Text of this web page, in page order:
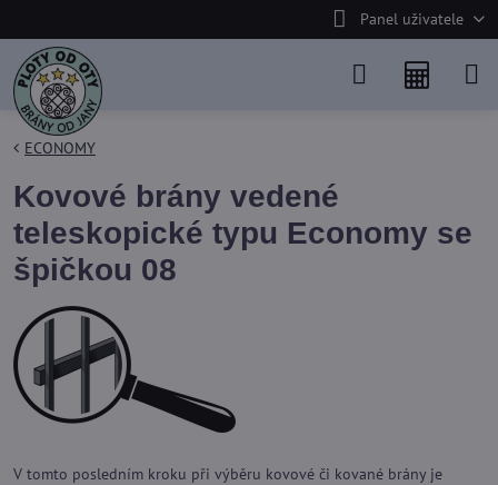
Panel uživatele
ECONOMY
Kovové brány vedené
teleskopické typu Economy se
špičkou 08
V tomto posledním kroku při výběru kovové či kované brány je